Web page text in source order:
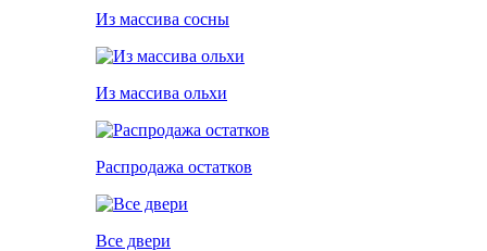
Из массива сосны
Из массива ольхи
Распродажа остатков
Все двери